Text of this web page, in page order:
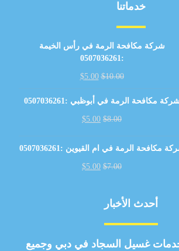
خدماتنا
شركة مكافحة الرمة في رأس الخيمة
:0507036261
$10.00
$5.00
شركة مكافحة الرمة في أبوظبي :0507036261
$8.00
$5.00
مكافحة الرمة في ام القيوين :0507036261
$7.00
$5.00
أحدث الأخبار
غسيل السجاد في دبي وجميع